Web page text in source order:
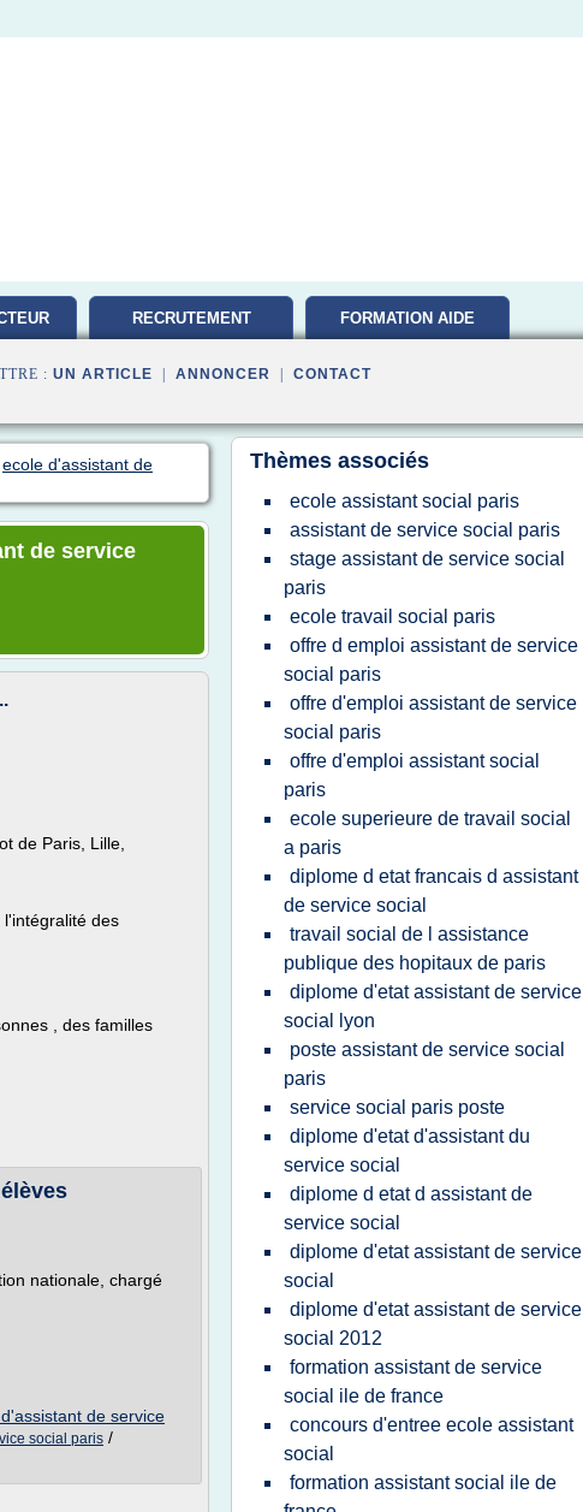
RECRUTEMENT FORMATION AIDE
: UN ARTICLE ANNONCER CONTACT
ecole d'assistant de
de service
de Paris, Lille,
des
, des familles
nationale, chargé
de service
social paris /
Thèmes associés
ecole assistant social paris
assistant de service social paris
stage assistant de service social
paris
ecole travail social paris
offre d emploi assistant de service
social paris
offre d'emploi assistant de service
social paris
offre d'emploi assistant social
paris
ecole superieure de travail social
a paris
diplome d etat francais d assistant
de service social
travail social de l assistance
publique des hopitaux de paris
diplome d'etat assistant de service
social lyon
poste assistant de service social
paris
service social paris poste
diplome d'etat d'assistant du
service social
diplome d etat d assistant de
service social
diplome d'etat assistant de service
social
diplome d'etat assistant de service
social 2012
formation assistant de service
social ile de france
concours d'entree ecole assistant
social
formation assistant social ile de